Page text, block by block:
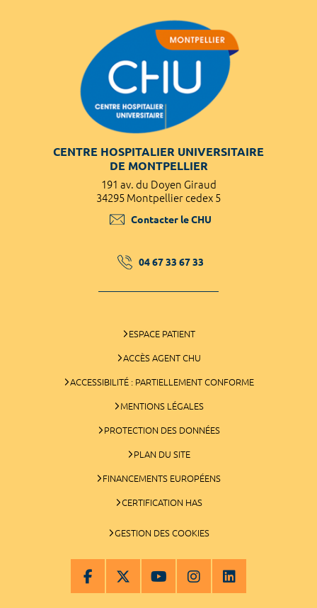
CENTRE HOSPITALIER UNIVERSITAIRE
DE MONTPELLIER
191 av. du Doyen Giraud
34295 Montpellier cedex 5
Contacter le CHU
04 67 33 67 33
ESPACE PATIENT
ACCÈS AGENT CHU
ACCESSIBILITÉ : PARTIELLEMENT CONFORME
MENTIONS LÉGALES
PROTECTION DES DONNÉES
PLAN DU SITE
FINANCEMENTS EUROPÉENS
CERTIFICATION HAS
GESTION DES COOKIES